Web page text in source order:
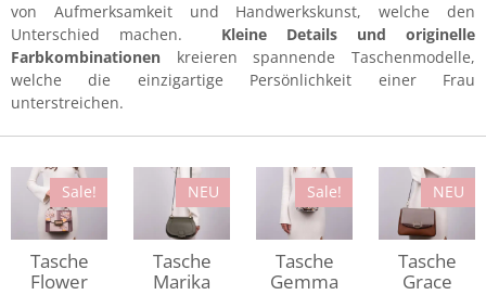
von Aufmerksamkeit und Handwerkskunst, welche den
Unterschied machen. Kleine Details und originelle
Farbkombinationen kreieren spannende Taschenmodelle,
welche die einzigartige Persönlichkeit einer Frau
unterstreichen.
Sale!
Tasche
Flower
NEU
Tasche
Marika
Sale!
Tasche
Gemma
NEU
Tasche
Grace